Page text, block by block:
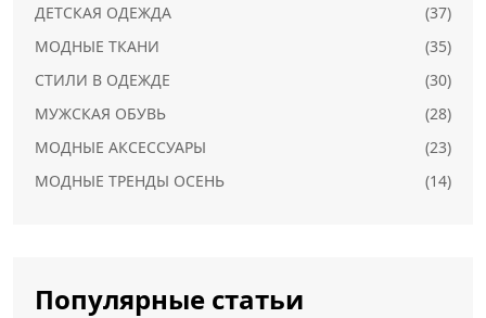
ДЕТСКАЯ ОДЕЖДА
(37)
МОДНЫЕ ТКАНИ
(35)
СТИЛИ В ОДЕЖДЕ
(30)
МУЖСКАЯ ОБУВЬ
(28)
МОДНЫЕ АКСЕССУАРЫ
(23)
МОДНЫЕ ТРЕНДЫ ОСЕНЬ
(14)
Популярные статьи